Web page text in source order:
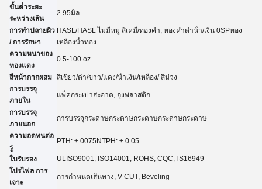
ขั้นต่ําระยะ
ระหว่างเส้น
2.95มิล
การทําปลายผิว
/ การรักษา
HASL/HASL ไม่มีหมู สีเคมี/ทองคํา, ทองคําดําน้ํา/เงิน 0SPทอง
เหลืองนิ้วทอง
ความหนาของ
ทองแดง
0.5-100 oz
สีหน้ากากผสม สีเขียว/ดํา/ขาว/แดง/น้ําเงิน/เหลือง/ สีม่วง
การบรรจุ
ภายใน
แพ็คกระเป๋าสะอาด, ถุงพลาสติก
การบรรจุ
ภายนอก
การบรรจุกระดาษกระดาษกระดาษกระดาษกระดาษ
ความอดทนต่อ
รู
PTH: ± 0075NTPH: ± 0.05
ใบรับรอง UL ISO9001, ISO14001, ROHS, CQC ,TS16949
โปรไฟล การ
เจาะ
การกําหนดเส้นทาง, V-CUT, Beveling